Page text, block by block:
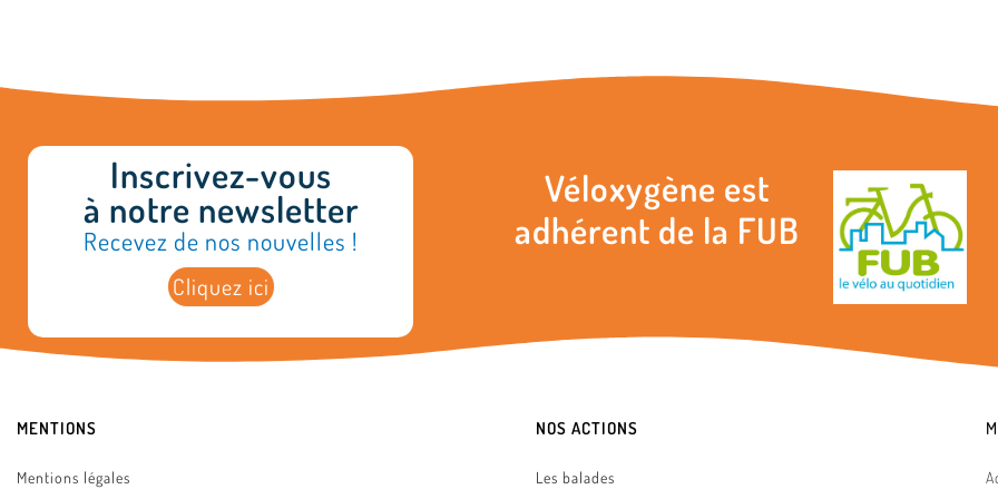
Inscrivez-vous
à notre newsletter
Recevez de nos nouvelles !
Cliquez ici
Véloxygène est
adhérent de la FUB
MENTIONS
Mentions légales
NOS ACTIONS
Les balades